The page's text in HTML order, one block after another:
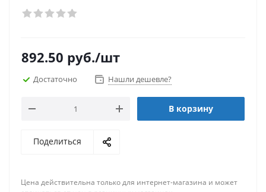
892.50 руб./шт
Достаточно Нашли дешевле?
В корзину
Поделиться
Цена действительна только для интернет-магазина и может